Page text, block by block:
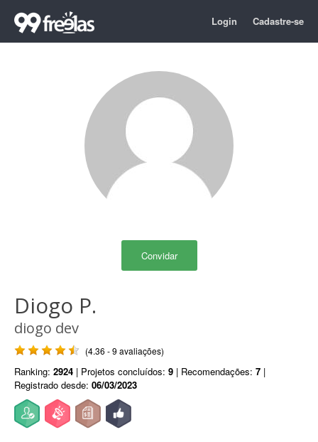
Login Cadastre-se
Convidar
Diogo P.
diogo dev
(4.36 - 9 avaliações)
Ranking: 2924 | Projetos concluídos: 9 | Recomendações: 7 |
Registrado desde: 06/03/2023